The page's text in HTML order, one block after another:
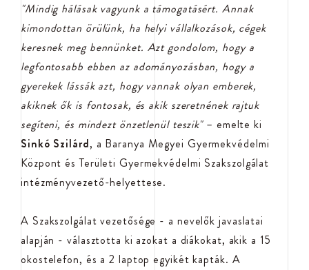
"Mindig hálásak vagyunk a támogatásért. Annak
kimondottan örülünk, ha helyi vállalkozások, cégek
keresnek meg bennünket. Azt gondolom, hogy a
legfontosabb ebben az adományozásban, hogy a
gyerekek lássák azt, hogy vannak olyan emberek,
akiknek ők is fontosak, és akik szeretnének rajtuk
segíteni, és mindezt önzetlenül teszik"– emelte ki
Sinkó Szilárd, a Baranya Megyei Gyermekvédelmi
Központ és Területi Gyermekvédelmi Szakszolgálat
intézményvezető-helyettese.
A Szakszolgálat vezetősége - a nevelők javaslatai
alapján - választotta ki azokat a diákokat, akik a 15
okostelefon, és a 2 laptop egyikét kapták. A